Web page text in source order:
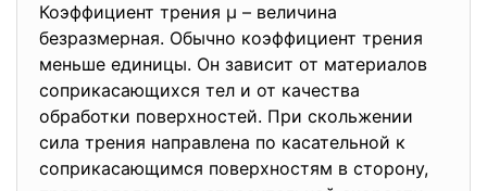
Коэффициент трения μ – величина
безразмерная. Обычно коэффициент трения
меньше единицы. Он зависит от материалов
соприкасающихся тел и от качества
обработки поверхностей. При скольжении
сила трения направлена по касательной к
соприкасающимся поверхностям в сторону,